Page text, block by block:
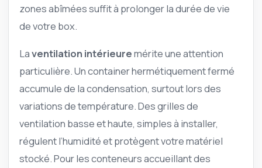
zones abîmées suffit à prolonger la durée de vie
de votre box.
Laventilation intérieuremérite une attention
particulière. Un container hermétiquement fermé
accumule de la condensation, surtout lors des
variations de température. Des grilles de
ventilation basse et haute, simples à installer,
régulent l’humidité et protègent votre matériel
stocké. Pour les conteneurs accueillant des